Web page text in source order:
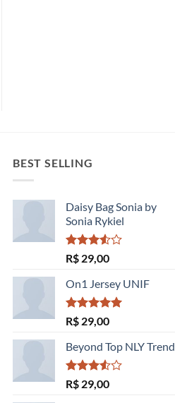
BEST SELLING
Daisy Bag Sonia by
Sonia Rykiel
Avaliação
3.50
de
5
R$ 29,00
On1 Jersey UNIF
Avaliação
5.00
de 5
R$ 29,00
Beyond Top NLY Trend
Avaliação
3.50
de
R$ 29,00